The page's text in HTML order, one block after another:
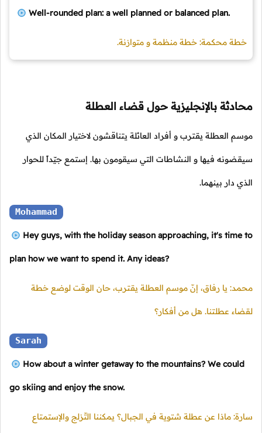
Well-rounded plan: a well planned or balanced plan.
خطة محكمة: خطة منظمة و متوازنة.
محادثة بالإنجليزية حول قضاء العطلة
موسم العطلة يقترب و أفراد العائلة يتناقشون لاختيار المكان الذي
سيقضونه فيها و النشاطات التي سيقومون بها. إستمع جيّداً للحوار
الذي دار بينهما.
Mohammad
Hey guys, with the holiday season approaching, it's time to
plan how we want to spend it. Any ideas?
محمد: يا رفاق، إنّ موسم العطلة يقترب، حان الوقت لوضع خطة
لقضاء عطلتنا. هل من أفكار؟
Sarah
How about a winter getaway to the mountains? We could
go skiing and enjoy the snow.
سارة: ماذا عن عطلة شتوية في الجبال؟ يمكننا التّزلج والإستمتاع